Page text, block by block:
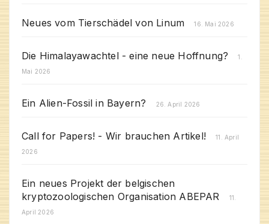
Neues vom Tierschädel von Linum 16. Mai 2026
Die Himalayawachtel - eine neue Hoffnung?
1.
Mai 2026
Ein Alien-Fossil in Bayern? 26. April 2026
Call for Papers! - Wir brauchen Artikel!
11. April
2026
Ein neues Projekt der belgischen
kryptozoologischen Organisation ABEPAR
11.
April 2026